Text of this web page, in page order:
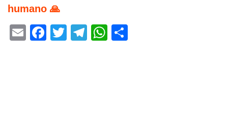
humano 🙏
EmailFacebook
Twitter
Telegram
WhatsApp